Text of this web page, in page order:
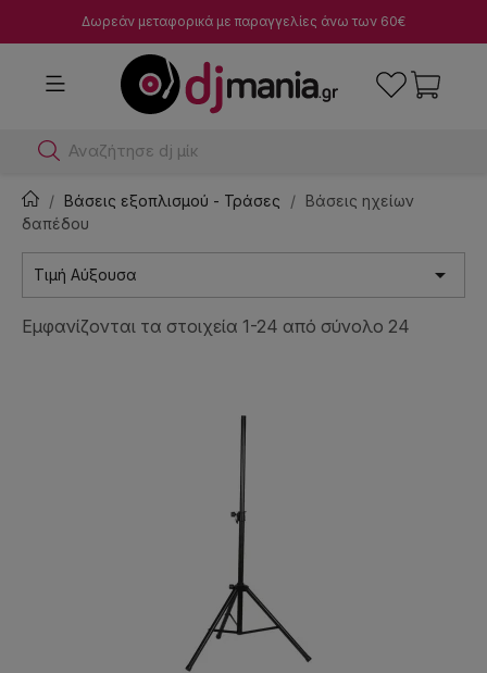
Δωρεάν μεταφορικά με παραγγελίες άνω των 60€
Αναζήτησε dj μίκτες
Βάσεις εξοπλισμού - Τράσες
Βάσεις ηχείων
δαπέδου
Τιμή Αύξουσα 
Εμφανίζονται τα στοιχεία 1-24 από σύνολο 24